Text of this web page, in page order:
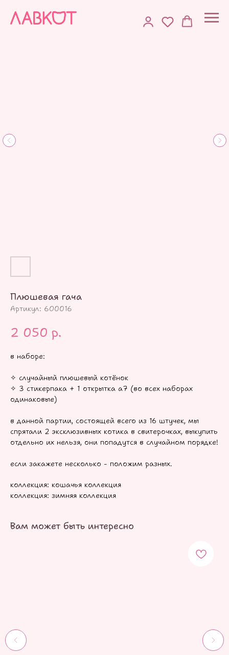
Плюшевая гача
Артикул: 600016
2 050 р.
в наборе:
✧ случайный плюшевый котёнок
✧ 3 стикерпака + 1 открытка а7 (во всех наборах
одинаковые)
в данной партии, состоящей всего из 16 штучек, мы
спрятали 2 эксклюзивных котика в свитерочках, выкупить
отдельно их нельзя, они попадутся в случайном порядке!
если закажете несколько - положим разных.
коллекция: кошачья коллекция
коллекция: зимняя коллекция
Вам может быть интересно